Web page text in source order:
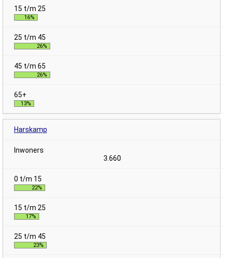
16%
26%
26%
13%
Harskamp
3.660
22%
17%
23%